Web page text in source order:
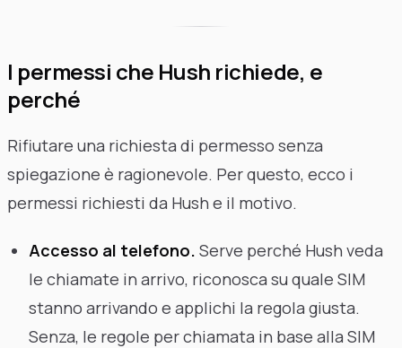
I permessi che Hush richiede, e
perché
Rifiutare una richiesta di permesso senza
spiegazione è ragionevole. Per questo, ecco i
permessi richiesti da Hush e il motivo.
Accesso al telefono. Serve perché Hush veda
le chiamate in arrivo, riconosca su quale SIM
stanno arrivando e applichi la regola giusta.
Senza, le regole per chiamata in base alla SIM